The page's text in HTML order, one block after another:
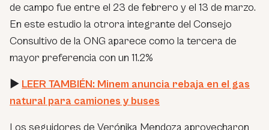
de campo fue entre el 23 de febrero y el 13 de marzo.
En este estudio la otrora integrante del Consejo
Consultivo de la ONG aparece como la tercera de
mayor preferencia con un 11.2%
► LEER TAMBIÉN: Minem anuncia rebaja en el gas
natural para camiones y buses
Los seguidores de Verónika Mendoza aprovecharon